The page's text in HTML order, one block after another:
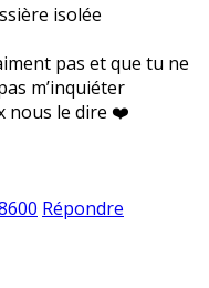
isolée
pas et que tu ne
m’inquiéter
nous le dire ❤️
Répondre